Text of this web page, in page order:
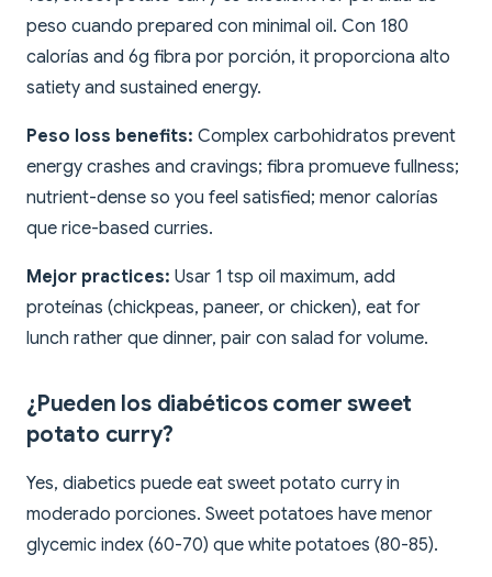
peso cuando prepared con minimal oil. Con 180
calorías and 6g fibra por porción, it proporciona alto
satiety and sustained energy.
Peso loss benefits: Complex carbohidratos prevent
energy crashes and cravings; fibra promueve fullness;
nutrient-dense so you feel satisfied; menor calorías
que rice-based curries.
Mejor practices: Usar 1 tsp oil maximum, add
proteínas (chickpeas, paneer, or chicken), eat for
lunch rather que dinner, pair con salad for volume.
¿Pueden los diabéticos comer sweet
potato curry?
Yes, diabetics puede eat sweet potato curry in
moderado porciones. Sweet potatoes have menor
glycemic index (60-70) que white potatoes (80-85).